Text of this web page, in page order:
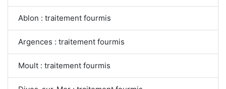
Ablon : traitement fourmis
Argences : traitement fourmis
Moult : traitement fourmis